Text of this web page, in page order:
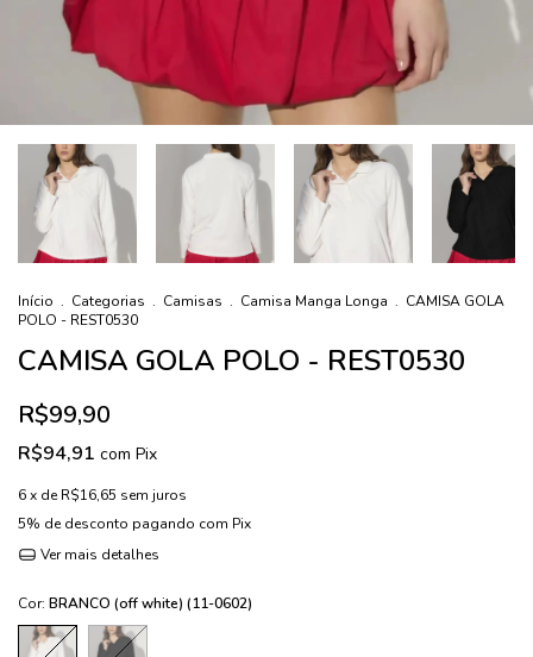
Início . Categorias . Camisas . Camisa Manga Longa . CAMISA GOLA
POLO - REST0530
CAMISA GOLA POLO - REST0530
R$99,90
R$94,91 com Pix
6x deR$16,65 sem juros
5% de desconto pagando com Pix
Ver mais detalhes
Cor: BRANCO (off white) (11-0602)